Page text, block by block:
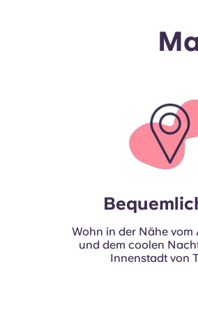
Wohn in der Nähe vom
und dem coolen
Innenstadt von